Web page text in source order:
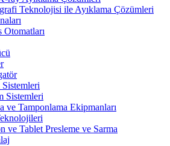
Teknolojisi ile Ayıklama Çözümleri
Otomatları
Sistemleri
Sistemleri
ve Tamponlama Ekipmanları
ve Tablet Presleme ve Sarma